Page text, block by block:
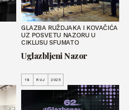
GLAZBA RUŽDJAKA I KOVAČIĆA
UZ POSVETU NAZORU U
CIKLUSU SFUMATO
Uglazbljeni Nazor
18 RUJ 2025